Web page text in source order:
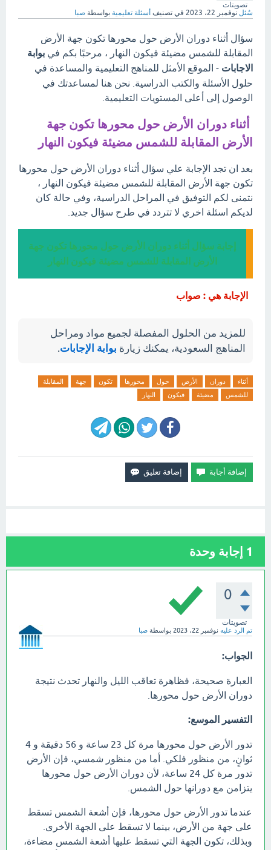
تصويتات
سُئل نوفمبر 22، 2023 في تصنيف أسئلة تعليمية بواسطة صبا
سؤال أثناء دوران الأرض حول محورها تكون جهة الأرض
المقابلة للشمس مضيئة فيكون النهار ، مرحبًا بكم في بوابة
الاجابات - الموقع الأمثل للمناهج التعليمية والمساعدة في
حلول الأسئلة والكتب الدراسية. نحن هنا لمساعدتك في
الوصول إلى أعلى المستويات التعليمية.
أثناء دوران الأرض حول محورها تكون جهة
الأرض المقابلة للشمس مضيئة فيكون النهار
بعد ان تجد الإجابة علي سؤال أثناء دوران الأرض حول محورها
تكون جهة الأرض المقابلة للشمس مضيئة فيكون النهار ،
نتمنى لكم التوفيق في المراحل الدراسية، وفي حالة كان
لديكم اسئلة اخري لا تتردد في طرح سؤال جديد.
إجابة سؤال أثناء دوران الأرض حول محورها تكون جهة
الأرض المقابلة للشمس مضيئة فيكون النهار
الإجابة هي : صواب
للمزيد من الحلول المفصلة لجميع مواد ومراحل
المناهج السعودية، يمكنك زيارة بوابة الإجابات.
أثناء دوران الأرض حول محورها تكون جهة
المقابلة
للشمس
مضيئة فيكون النهار
1 إجابة وحدة
0
تصويتات
تم الرد عليه نوفمبر 22، 2023 بواسطة صبا
الجواب:
العبارة صحيحة، فظاهرة تعاقب الليل والنهار تحدث نتيجة
دوران الأرض حول محورها.
التفسير الموسع:
تدور الأرض حول محورها مرة كل 23 ساعة و 56 دقيقة و 4
ثوانٍ، من منظور فلكي. أما من منظور شمسي، فإن الأرض
تدور مرة كل 24 ساعة، لأن دوران الأرض حول محورها
يتزامن مع دورانها حول الشمس.
عندما تدور الأرض حول محورها، فإن أشعة الشمس تسقط
على جهة من الأرض، بينما لا تسقط على الجهة الأخرى.
وبذلك، تكون الجهة التي تسقط عليها أشعة الشمس مضاءة،